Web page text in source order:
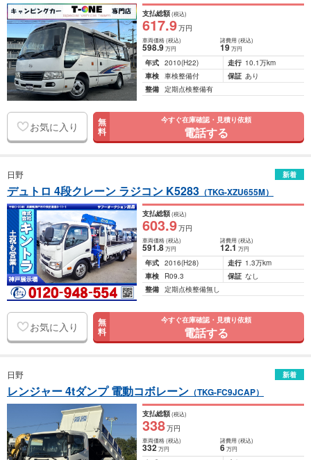
支払総額(税込)
617.9万円
車両価格(税込)
598.9万円
諸費用 (税込)
19 万円
年式 2010(H22) 走行 10.1万km
車検 車検整備付 保証 あり
整備 定期点検整備有
お気に入り 無
料
今すぐ在庫確認・見積り依頼
電話する
日野 新着
デュトロ 4段クレーン ラジコン K5283 （TKG-XZU655M）
支払総額(税込)
603.9万円
車両価格(税込)
591.8万円
諸費用 (税込)
12.1 万円
年式 2016(H28) 走行 1.3万km
車検
R09.3 保証 なし
整備 定期点検整備無し
お気に入り 無
料
今すぐ在庫確認・見積り依頼
電話する
日野 新着
レンジャー 4tダンプ 電動コボレーン （TKG-FC9JCAP）
支払総額(税込)
338万円
車両価格(税込)
332万円
諸費用 (税込)
6 万円